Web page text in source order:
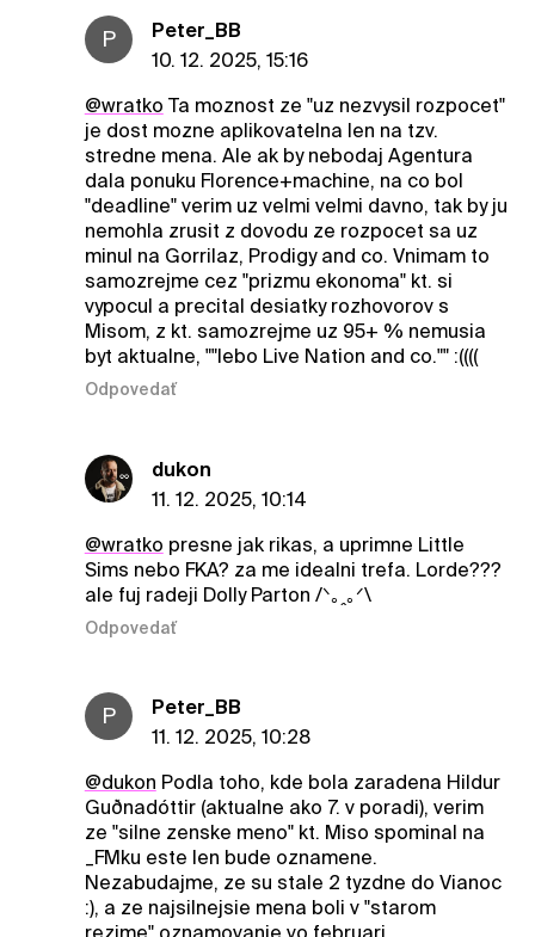
P
Peter_BB
10. 12. 2025, 15:16
@wratko Ta moznost ze "uz nezvysil rozpocet"
je dost mozne aplikovatelna len na tzv.
stredne mena. Ale ak by nebodaj Agentura
dala ponuku Florence+machine, na co bol
"deadline" verim uz velmi velmi davno, tak by ju
nemohla zrusit z dovodu ze rozpocet sa uz
minul na Gorrilaz, Prodigy and co. Vnimam to
samozrejme cez "prizmu ekonoma" kt. si
vypocul a precital desiatky rozhovorov s
Misom, z kt. samozrejme uz 95+ % nemusia
byt aktualne, ""lebo Live Nation and co."" :((((
Odpovedať
dukon
11. 12. 2025, 10:14
@wratko presne jak rikas, a uprimne Little
Sims nebo FKA? za me idealni trefa. Lorde???
ale fuj radeji Dolly Parton /ᐠ｡ꞈ｡ᐟ\
Odpovedať
P
Peter_BB
11. 12. 2025, 10:28
@dukon Podla toho, kde bola zaradena Hildur
Guðnadóttir (aktualne ako 7. v poradi), verim
ze "silne zenske meno" kt. Miso spominal na
_FMku este len bude oznamene.
Nezabudajme, ze su stale 2 tyzdne do Vianoc
:), a ze najsilnejsie mena boli v "starom